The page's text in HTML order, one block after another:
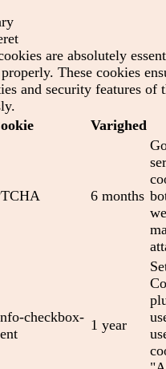
are absolutely
These cookies
and security features of
Varighed
6 months
checkbox- 1 year